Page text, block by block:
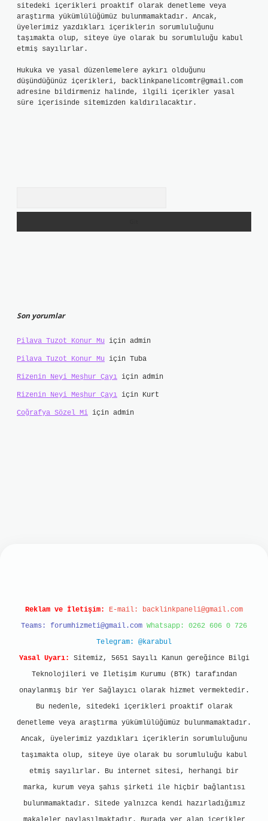
sitedeki içerikleri proaktif olarak denetleme veya
araştırma yükümlülüğümüz bulunmamaktadır. Ancak,
üyelerimiz yazdıkları içeriklerin sorumluluğunu
taşımakta olup, siteye üye olarak bu sorumluluğu kabul
etmiş sayılırlar.
Hukuka ve yasal düzenlemelere aykırı olduğunu
düşündüğünüz içerikleri, backlinkpanelicomtr@gmail.com
adresine bildirmeniz halinde, ilgili içerikler yasal
süre içerisinde sitemizden kaldırılacaktır.
Son yorumlar
Pilava Tuzot Konur Mu için admin
Pilava Tuzot Konur Mu için Tuba
Rizenin Neyi Meşhur Çayı için admin
Rizenin Neyi Meşhur Çayı için Kurt
Coğrafya Sözel Mi için admin
Reklam ve İletişim: E-mail: backlinkpaneli@gmail.com
Teams: forumhizmeti@gmail.com Whatsapp: 0262 606 0 726
Telegram: @karabul
Yasal Uyarı:
Sitemiz, 5651 Sayılı Kanun gereğince Bilgi
Teknolojileri ve İletişim Kurumu (BTK) tarafından
onaylanmış bir Yer Sağlayıcı olarak hizmet vermektedir.
Bu nedenle, sitedeki içerikleri proaktif olarak
denetleme veya araştırma yükümlülüğümüz bulunmamaktadır.
Ancak, üyelerimiz yazdıkları içeriklerin sorumluluğunu
taşımakta olup, siteye üye olarak bu sorumluluğu kabul
etmiş sayılırlar. Bu internet sitesi, herhangi bir
marka, kurum veya şahıs şirketi ile hiçbir bağlantısı
bulunmamaktadır. Sitede yalnızca kendi hazırladığımız